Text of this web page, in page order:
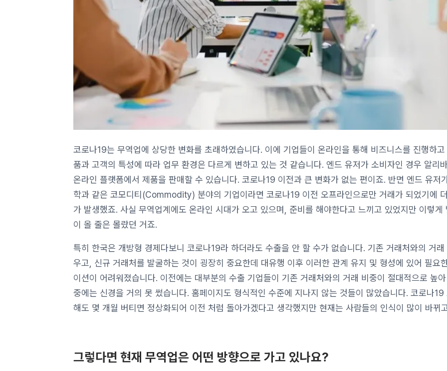
코로나19는 무역업에 상당한 변화를 초래하였습니다. 이에 기업들이 온라인을 통해 비즈니스를 진행하
품과 고객의 특성에 따라 업무 환경은 다르게 변하고 있는 것 같습니다. 엔드 유저가 소비자인 경우 알리
온라인 플랫폼에서 제품을 판매할 수 있습니다. 코로나19 이전과 큰 변화가 없는 편이죠. 반면 엔드 유저
학과 같은 코모디티(Commodity) 분야의 기업이라면 코로나19 이전 오프라인으로만 거래가 되었기에
가 발생했죠. 사실 무역업계에도 온라인 시대가 오고 있으며, 준비를 해야한다고 느끼고 있었지만 이렇게
이 올 줄은 몰랐던 거죠.
특히 한국은 개방형 경제다보니 코로나19라 하더라도 수출을 안 할 수가 없습니다. 기존 거래처와의 거
우고, 신규 거래처를 발굴하는 것이 굉장히 중요한데 대유행 이후 이러한 관계 유지 및 형성에 있어 필요
이션이 어려워졌습니다. 이전에는 대부분의 수출 기업들이 기존 거래처와의 거래 비중이 절대적으로 높
중에는 신경을 거의 못 썼습니다. 홈페이지도 형식적인 수준에 지나지 않는 것들이 많았습니다. 코로나19
해도 몇 개월 버티면 정상화되어 이전 처럼 돌아가겠다고 생각했지만 현재는 사람들의 인식이 많이 바뀌
그렇다면 현재 무역업은 어떤 방향으로 가고 있나요?